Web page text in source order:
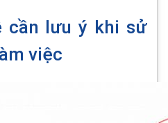
cần lưu ý khi sử
việc